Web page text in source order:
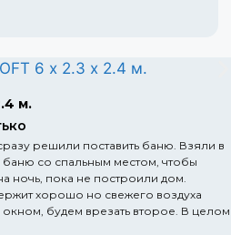
м.
решили поставить баню. Взяли в
со спальным местом, чтобы
ночь, пока не построили дом.
хорошо но свежего воздуха
будем врезать второе. В целом